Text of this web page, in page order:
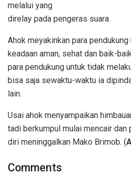
melalui yang
direlay pada pengeras suara.
Ahok meyakinkan para
keadaan aman, sehat dan baik-
para pendukung untuk tidak
bisa saja sewaktu-waktu ia
lain.
Usai ahok menyampaikan
tadi berkumpul mulai mencair dan
diri meninggalkan Mako Brimob. (
Comments